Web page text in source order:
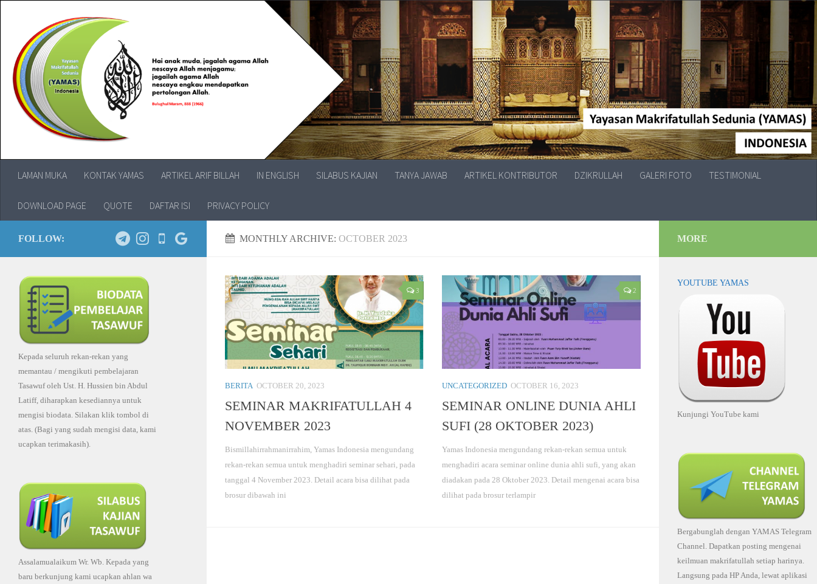
LAMAN MUKA KONTAK YAMAS ARTIKEL ARIF BILLAH IN ENGLISH SILABUS KAJIAN TANYA JAWAB ARTIKEL KONTRIBUTOR DZIKRULLAH GALERI FOTO TESTIMONIAL
DOWNLOAD PAGE QUOTE DAFTAR ISI PRIVACY POLICY
MONTHLY ARCHIVE: OCTOBER 2023
3
BERITA OCTOBER 20, 2023
SEMINAR MAKRIFATULLAH 4
NOVEMBER 2023
Bismillahirrahmanirrahim, Yamas Indonesia mengundang
rekan-rekan semua untuk menghadiri seminar sehari, pada
tanggal 4 November 2023. Detail acara bisa dilihat pada
brosur dibawah ini
2
UNCATEGORIZED OCTOBER 16, 2023
SEMINAR ONLINE DUNIA AHLI
SUFI (28 OKTOBER 2023)
Yamas Indonesia mengundang rekan-rekan semua untuk
menghadiri acara seminar online dunia ahli sufi, yang akan
diadakan pada 28 Oktober 2023. Detail mengenai acara bisa
dilihat pada brosur terlampir
FOLLOW:
Kepada seluruh rekan-rekan yang
memantau / mengikuti pembelajaran
Tasawuf oleh Ust. H. Hussien bin Abdul
Latiff, diharapkan kesediannya untuk
mengisi biodata. Silakan klik tombol di
atas. (Bagi yang sudah mengisi data, kami
ucapkan terimakasih).
Assalamualaikum Wr. Wb. Kepada yang
baru berkunjung kami ucapkan ahlan wa
MORE
YOUTUBE YAMAS
Kunjungi YouTube kami
Bergabunglah dengan YAMAS Telegram
Channel. Dapatkan posting mengenai
keilmuan makrifatullah setiap harinya.
Langsung pada HP Anda, lewat aplikasi